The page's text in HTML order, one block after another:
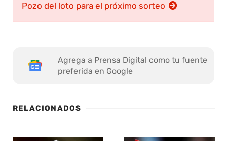
Pozo del loto para el próximo sorteo
Agrega a Prensa Digital como tu fuente
preferida en Google
RELACIONADOS